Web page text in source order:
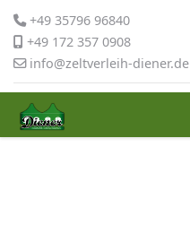
+49 35796 96840
+49 172 357 0908
info@zeltverleih-diener.de